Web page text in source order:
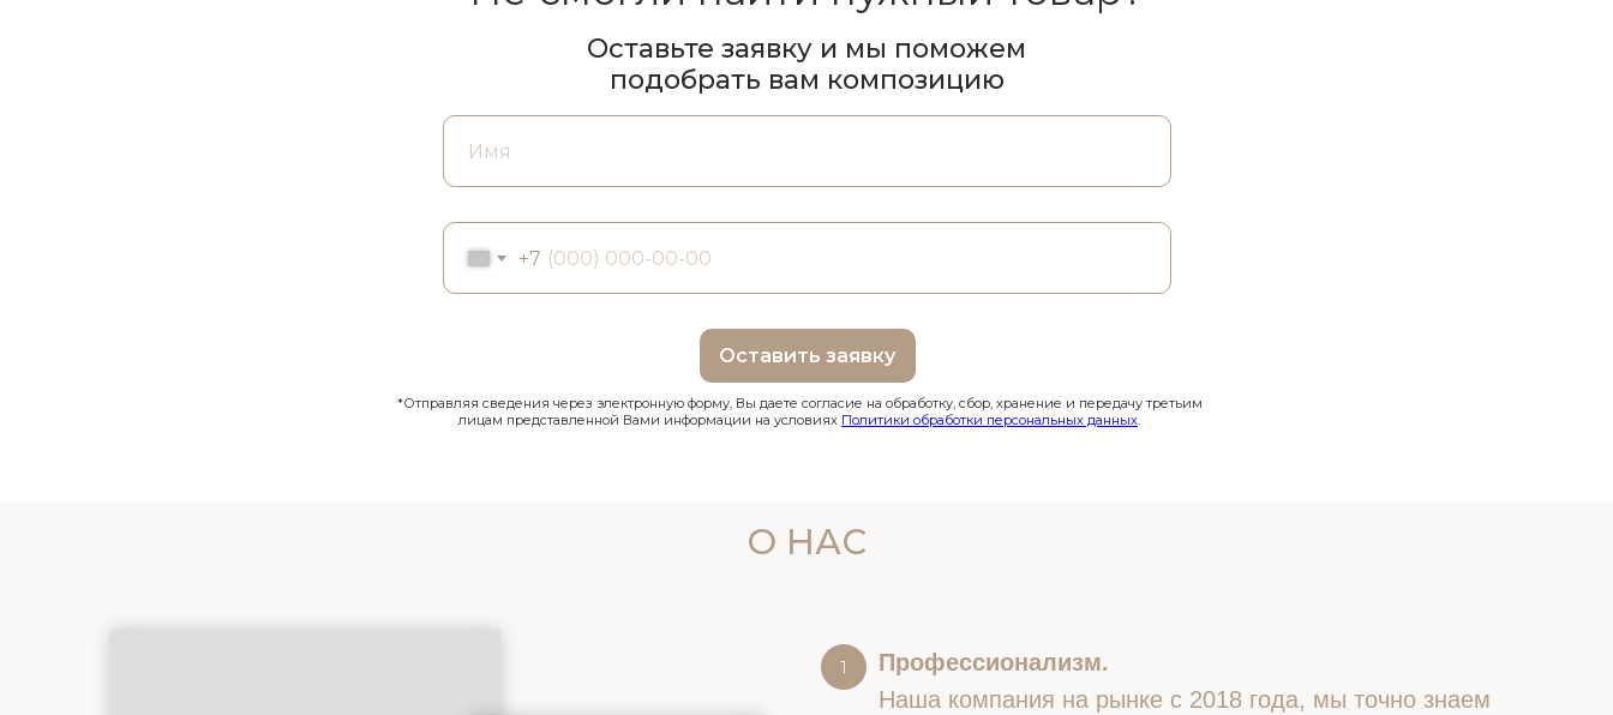
+7
Оставить заявку
Оставьте заявку и мы поможем
подобрать вам композицию
*Отправляя сведения через электронную форму, Вы даете согласие на обработку, сбор, хранение и передачу третьим
лицам представленной Вами информации на условиях Политики обработки персональных данных.
О НАС
Профессионализм.
Наша компания на рынке с 2018 года, мы точно знаем